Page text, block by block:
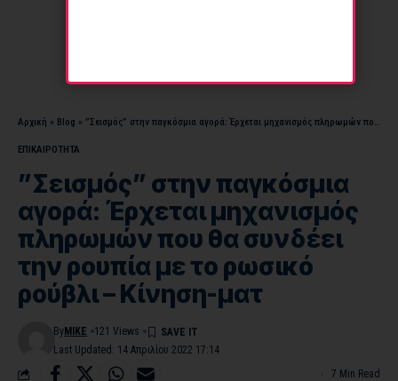
Αρχική » Blog » ”Σεισμός” στην παγκόσμια αγορά: Έρχεται μηχανισμός πληρωμών που θα συνδέει την ρουπία με το ρωσικό ρούβλι – Κίνηση-ματ
ΕΠΙΚΑΙΡΟΤΗΤΑ
”Σεισμός” στην παγκόσμια
αγορά: Έρχεται μηχανισμός
πληρωμών που θα συνδέει
την ρουπία με το ρωσικό
ρούβλι – Κίνηση-ματ
Last Updated: 14 Απριλίου 2022 17:14
By MIKE 121 Views
7 Min Read